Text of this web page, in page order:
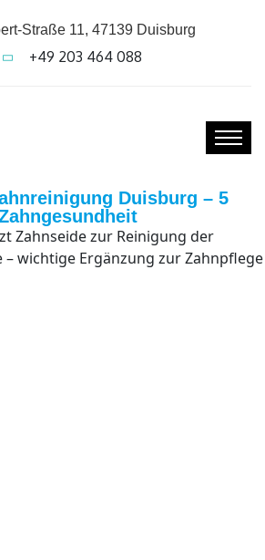
Straße 11, 47139 Duisburg
+49 203 464 088
Duisburg – 5